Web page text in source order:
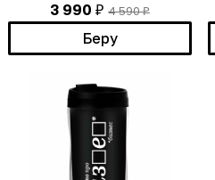
3 990 ₽ 4 590₽
Беру